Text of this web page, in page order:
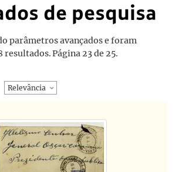
de pesquisa
parâmetros avançados e foram
resultados.Página 23 de 25.
Relevância